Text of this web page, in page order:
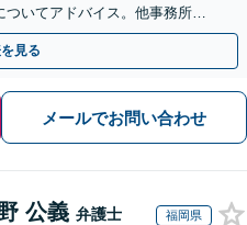
いてアドバイス。他事務所で
の権利を守ります！
見る
メールでお問い合わせ
公義 弁護士 福岡県